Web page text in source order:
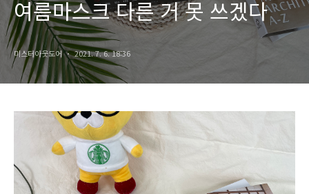
여름마스크 다른 거 못 쓰겠다
미스터아웃도어 2021. 7. 6. 18:36